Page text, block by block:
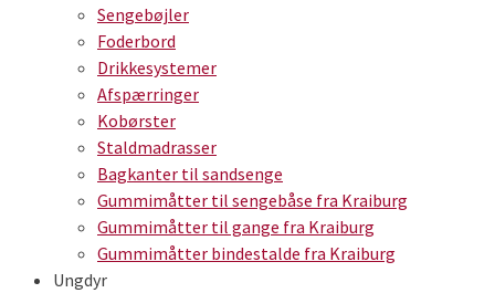
Sengebøjler
Foderbord
Drikkesystemer
Afspærringer
Kobørster
Staldmadrasser
Bagkanter til sandsenge
Gummimåtter til sengebåse fra Kraiburg
Gummimåtter til gange fra Kraiburg
Gummimåtter bindestalde fra Kraiburg
Ungdyr